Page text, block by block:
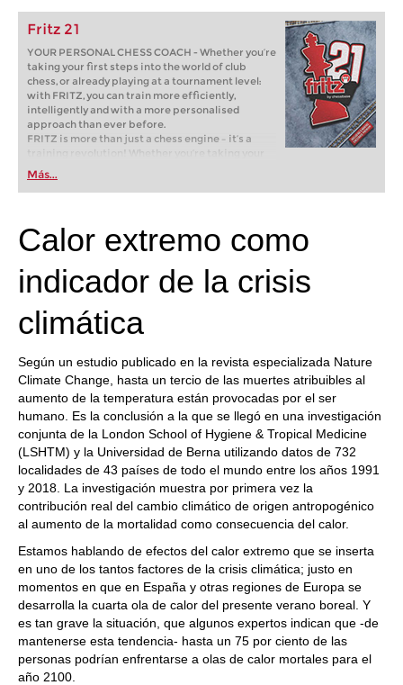
Fritz 21
YOUR PERSONAL CHESS COACH - Whether you’re
taking your first steps into the world of club
chess, or already playing at a tournament level:
with FRITZ, you can train more efficiently,
intelligently and with a more personalised
approach than ever before.
FRITZ is more than just a chess engine – it’s a
training revolution! Whether you’re taking your
first steps into the world of club chess, or already
playing at a tournament level: with FRITZ, you can
train more efficiently, intelligently and with a
Más...
Calor extremo como
indicador de la crisis
climática
Según un estudio publicado en la revista especializada Nature
Climate Change, hasta un tercio de las muertes atribuibles al
aumento de la temperatura están provocadas por el ser
humano. Es la conclusión a la que se llegó en una investigación
conjunta de la London School of Hygiene & Tropical Medicine
(LSHTM) y la Universidad de Berna utilizando datos de 732
localidades de 43 países de todo el mundo entre los años 1991
y 2018. La investigación muestra por primera vez la
contribución real del cambio climático de origen antropogénico
al aumento de la mortalidad como consecuencia del calor.
Estamos hablando de efectos del calor extremo que se inserta
en uno de los tantos factores de la crisis climática; justo en
momentos en que en España y otras regiones de Europa se
desarrolla la cuarta ola de calor del presente verano boreal. Y
es tan grave la situación, que algunos expertos indican que -de
mantenerse esta tendencia- hasta un 75 por ciento de las
personas podrían enfrentarse a olas de calor mortales para el
año 2100.